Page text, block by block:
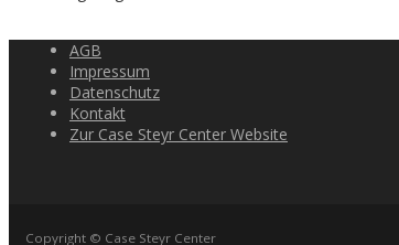
AGB
Impressum
Datenschutz
Kontakt
Zur Case Steyr Center Website
Copyright © Case Steyr Center